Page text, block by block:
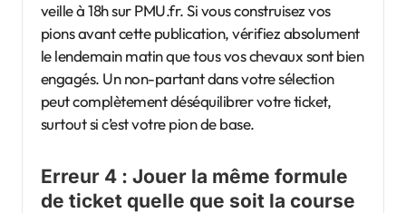
veille à 18h sur PMU.fr. Si vous construisez vos
pions avant cette publication, vérifiez absolument
le lendemain matin que tous vos chevaux sont bien
engagés. Un non-partant dans votre sélection
peut complètement déséquilibrer votre ticket,
surtout si c’est votre pion de base.
Erreur 4 : Jouer la même formule
de ticket quelle que soit la course